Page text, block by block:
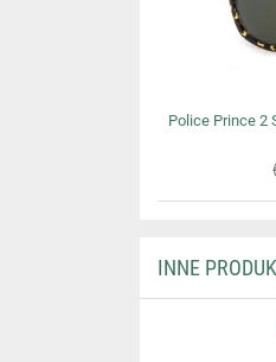
Police Prince 2
INNE